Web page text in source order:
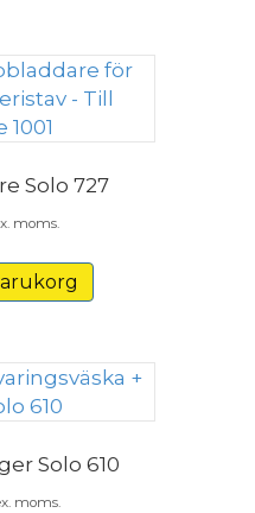
Solo 727
moms.
Solo 610
moms.